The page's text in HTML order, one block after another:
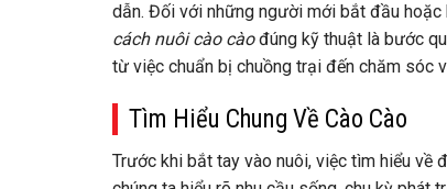
dẫn. Đối với những người mới bắt đầu hoặc
cách nuôi cào càođúng kỹ thuật là bước
từ việc chuẩn bị chuồng trại đến chăm sóc
Tìm Hiểu Chung Về Cào Cào
Trước khi bắt tay vào nuôi, việc tìm hiểu về